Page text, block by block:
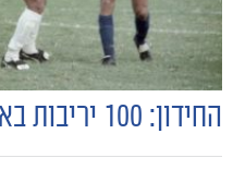
הקבוצות
החידון: 100 יריבות באירופה